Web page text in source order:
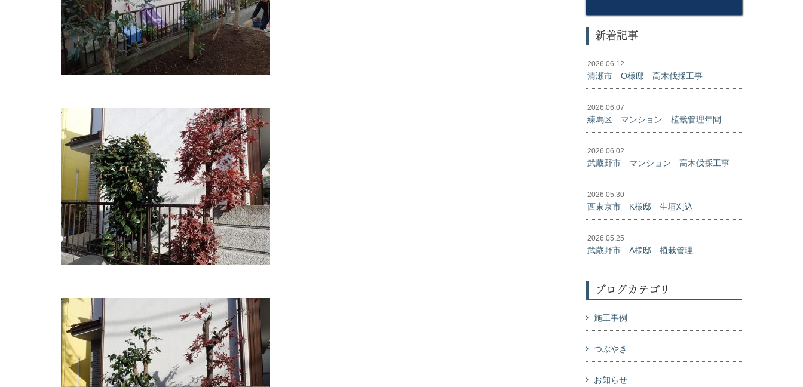
新着記事
2026.06.12
清瀬市 O様邸 高木伐採工事
2026.06.07
練馬区 マンション 植栽管理年間
2026.06.02
武蔵野市 マンション 高木伐採工事
2026.05.30
西東京市 K様邸 生垣刈込
2026.05.25
武蔵野市 A様邸 植栽管理
ブログカテゴリ
施工事例
つぶやき
お知らせ